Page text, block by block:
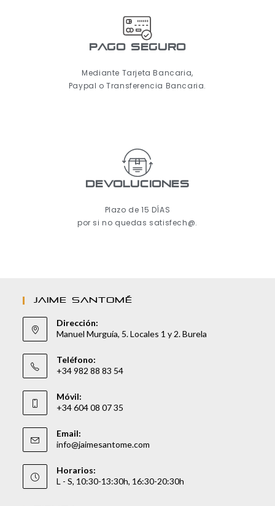
pago seguro
Mediante Tarjeta Bancaria,
Paypal o Transferencia Bancaria.
Devoluciones
Plazo de 15 DÍAS
por si no quedas satisfech@.
JAIME SANTOMÉ
Dirección:
Manuel Murguía, 5. Locales 1 y 2. Burela
Teléfono:
+34 982 88 83 54
Móvil:
+34 604 08 07 35
Email:
info@jaimesantome.com
Horarios:
L - S, 10:30-13:30h, 16:30-20:30h